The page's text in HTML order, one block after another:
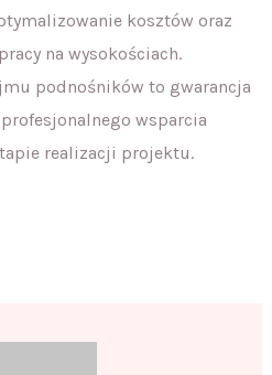
kosztów oraz
na wysokościach.
podnośników to gwarancja
wsparcia
realizacji projektu.